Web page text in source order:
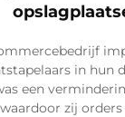
in hun
een
zij